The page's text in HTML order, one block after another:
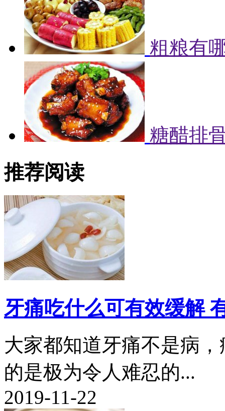
粗粮有
糖醋排
推荐阅读
牙痛吃什么可有效缓解
大家都知道牙痛不是病
的是极为令人难忍的...
2019-11-22